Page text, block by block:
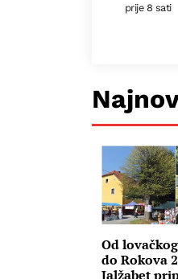
prije 8 sati
Od
do Rokova
Jalžabet